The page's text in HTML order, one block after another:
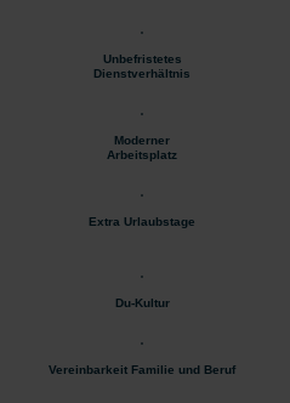
Unbefristetes
Dienstverhältnis
Moderner
Arbeitsplatz
Extra Urlaubstage
Du-Kultur
Vereinbarkeit Familie und Beruf